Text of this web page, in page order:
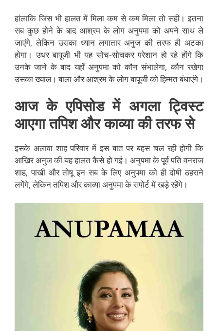
हांलाकि जिस भी हालत में मिला कम से कम मिला तो सही। इतना
सब कुछ होने के बाद आश्रम के लोग अनुपमा को अपने साथ ले
जाएंगे, लेकिन उसका ध्यान लगातार अनुज की तरफ ही अटका
होगा। उधर बापूजी भी यह सोच-सोचकर परेशान हो रहे होंगे कि
उनके जाने के बाद यहाँ अनुपमा को कौन संभालेगा, कौन रखेगा
उसका ख्याल। बाला और आश्रम के लोग बापूजी को हिम्मत बंधाएंगे।
आज के एपिसोड में अगला ट्विस्ट
आएगा तपिश और काव्या की तरफ से
इसके अलावा शाह परिवार में इस बात पर बहस चल रही होगी कि
आखिर अनुज की यह हालत कैसे हो गई। अनुपमा के पूर्व पति वनराज
शाह, पाखी और तोषू इन सब के लिए अनुपमा को ही दोषी ठहराने
लगेंगे, लेकिन तपिश और काव्या अनुपमा के सपोर्ट में खड़े रहेंगे।